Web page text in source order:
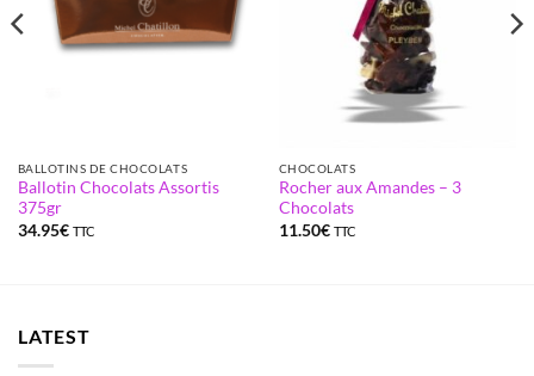
BALLOTINS DE CHOCOLATS
Ballotin Chocolats Assortis
375gr
34.95€ TTC
CHOCOLATS
Rocher aux Amandes – 3
Chocolats
11.50€ TTC
LATEST